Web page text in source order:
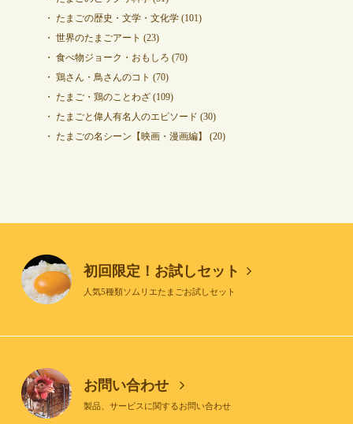
たまごの歴史・文学・文化学(101)
世界のたまごアート (23)
食べ物ジョーク・おもしろ (70)
鶏さん・鳥さんのコト (70)
たまご・鶏のことわざ(109)
たまごと偉人有名人のエピソード (30)
たまごの名シーン【映画・漫画編】
(20)
初回限定！お試しセット
人気5種類ソムリエたまごお試しセット
お問い合わせ
製品、サービスに関するお問い合わせ